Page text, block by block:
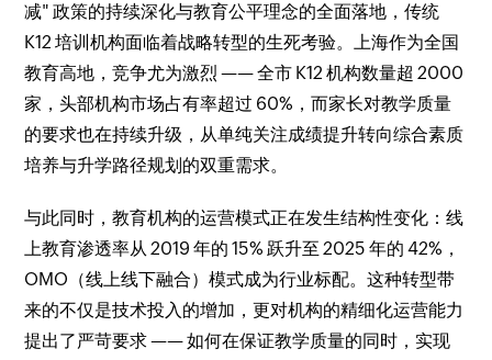
减" 政策的持续深化与教育公平理念的全面落地，传统
K12 培训机构面临着战略转型的生死考验。上海作为全国
教育高地，竞争尤为激烈 —— 全市 K12 机构数量超 2000
家，头部机构市场占有率超过 60%，而家长对教学质量
的要求也在持续升级，从单纯关注成绩提升转向综合素质
培养与升学路径规划的双重需求。
与此同时，教育机构的运营模式正在发生结构性变化：线
上教育渗透率从 2019 年的 15% 跃升至 2025 年的 42%，
OMO（线上线下融合）模式成为行业标配。这种转型带
来的不仅是技术投入的增加，更对机构的精细化运营能力
提出了严苛要求 —— 如何在保证教学质量的同时，实现